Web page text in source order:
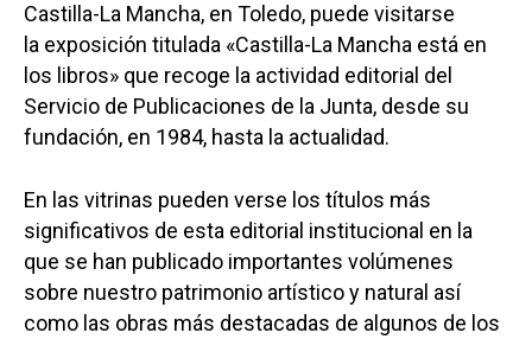
Castilla-La Mancha, en Toledo, puede visitarse
la exposición titulada «Castilla-La Mancha está en
los libros» que recoge la actividad editorial del
Servicio de Publicaciones de la Junta, desde su
fundación, en 1984, hasta la actualidad.
En las vitrinas pueden verse los títulos más
significativos de esta editorial institucional en la
que se han publicado importantes volúmenes
sobre nuestro patrimonio artístico y natural así
como las obras más destacadas de algunos de los